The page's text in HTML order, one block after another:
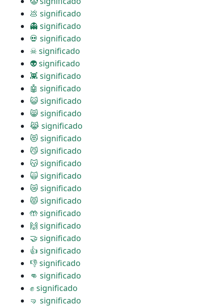
💩 significado
👻 significado
💀 significado
☠ significado
👽 significado
👾 significado
🤖 significado
😺 significado
😸 significado
😹 significado
😻 significado
😼 significado
😽 significado
🙀 significado
😿 significado
😾 significado
🤲 significado
🙌 significado
🤝 significado
👍 significado
👎 significado
👊 significado
✊ significado
🤜 significado